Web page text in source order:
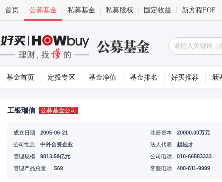
首页 公募基金 私募基金 私募股权 固定收益 新方程FOF
基金首页 定投专区 基金净值 基金排名 好买推荐 新
工银瑞信 公募基金公司
成立日期
2005-06-21
公司性质
中外合资企业
注册资本
20000.00万元
法人代表
赵桂才
管理规模
9813.58亿元
管理产品总量
569
公司电话
010-66583333
客服电话
400-811-9999